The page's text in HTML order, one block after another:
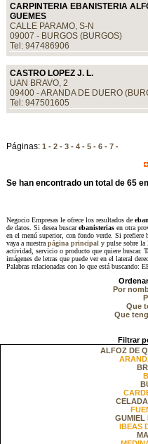
CARPINTERIA EBANISTERIA
GUEMES
CALLE PARAMO, S-N
09007 - BURGOS (BURGOS)
Tel: 947486906
CASTRO LOPEZ J. L.
UAN BRAVO, 2
09400 - ARANDA DE DUERO
Tel: 947501605
Páginas: 1 - 2 - 3 - 4 - 5 - 6 - 7 -
Se han encontrado un total de 65
Negocio Empresas le ofrece los resultados de
de datos. Si desea buscarebanisteriasen otra
en el menú superior, con fondo verde. Si prefiere
vaya a nuestra página principal y pulse sobre la
actividad, servicio o producto que quiere buscar.
imágenes de letras que puede ver en el lateral
Palabras relacionadas con lo que está buscando:
Por
Que
Que
Filtrar
ALFOZ DE
GUMIEL
IBEAS